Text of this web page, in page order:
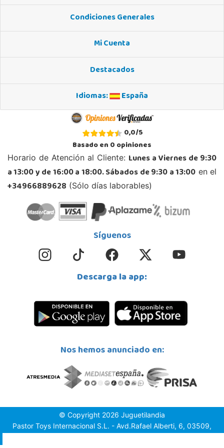
Localizar Tienda
Valencia
46950, Xirivella
Juguetilandia Zamora
Calle Tordesillas 4
49022, Zamora
POCAS UNIDADES
CC. LA TORRE OUTLET Autovía de Logroño n°99283 (km 6,5 PIKOLIN SA) MANZANA M3
CALLE 4 LOCAL B3
50011, Zaragoza
Localizar Tienda
Condiciones Generales
Mi Cuenta
Destacados
Idiomas:
España
0,0/5
Basado en0opiniones
Horario de Atención al Cliente: Lunes a Viernes de 9:30
a 13:00 y de 16:00 a 18:00. Sábados de 9:30 a 13:00 en el
+34966889628 (Sólo días laborables)
Síguenos
Descarga la app:
Nos hemos anunciado en:
© Copyright 2026 Juguetilandia
Pastor Toys Internacional S.L. - Avd.Rafael Alberti, 6, 03509,